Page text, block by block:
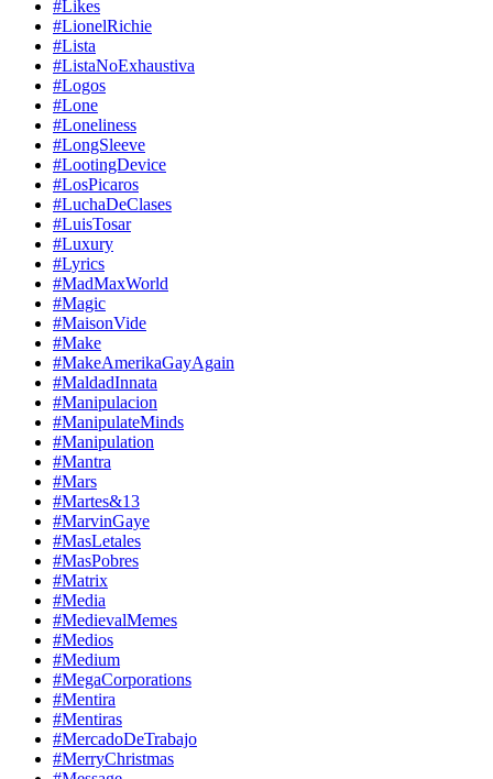
#Likes
#LionelRichie
#Lista
#ListaNoExhaustiva
#Logos
#Lone
#Loneliness
#LongSleeve
#LootingDevice
#LosPicaros
#LuchaDeClases
#LuisTosar
#Luxury
#Lyrics
#MadMaxWorld
#Magic
#MaisonVide
#Make
#MakeAmerikaGayAgain
#MaldadInnata
#Manipulacion
#ManipulateMinds
#Manipulation
#Mantra
#Mars
#Martes&13
#MarvinGaye
#MasLetales
#MasPobres
#Matrix
#Media
#MedievalMemes
#Medios
#Medium
#MegaCorporations
#Mentira
#Mentiras
#MercadoDeTrabajo
#MerryChristmas